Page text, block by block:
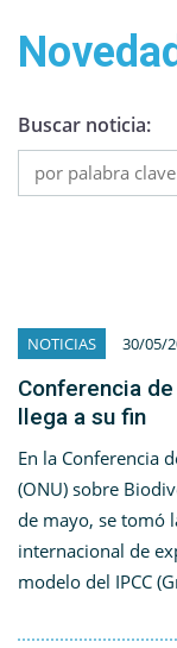
Buscar noticia:
NOTICIAS 30/05/
Conferencia
llega a su fin
En la Conferencia
(ONU) sobre
de mayo, se tomó
internacional de
modelo del IPCC